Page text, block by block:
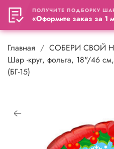
Главная СОБЕРИ СВОЙ
Шар -круг, фольга, 18"/46
(БГ-15)
«Оформите заказ за 1